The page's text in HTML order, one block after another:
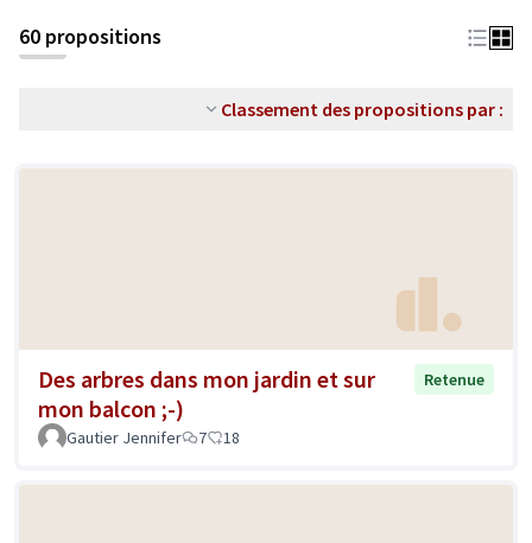
60 propositions
Classement des propositions par :
Des arbres dans mon jardin et sur
mon balcon ;-)
Retenue
Gautier Jennifer 7 18